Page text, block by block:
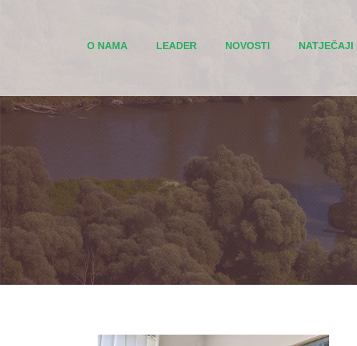
O NAMA LEADER NOVOSTI NATJEČAJI